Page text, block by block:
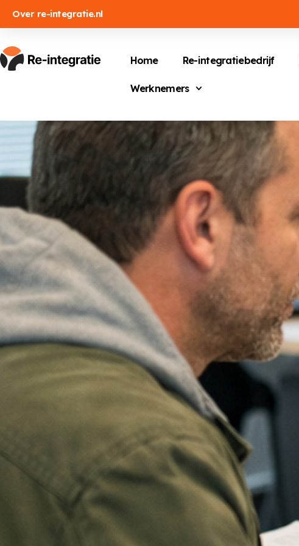
Over re-integratie.nl
Home Re-integratiebedrijf
Werknemers